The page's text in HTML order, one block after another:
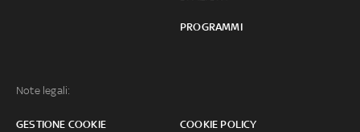
PROGRAMMI
Note legali:
GESTIONE COOKIE COOKIE POLICY